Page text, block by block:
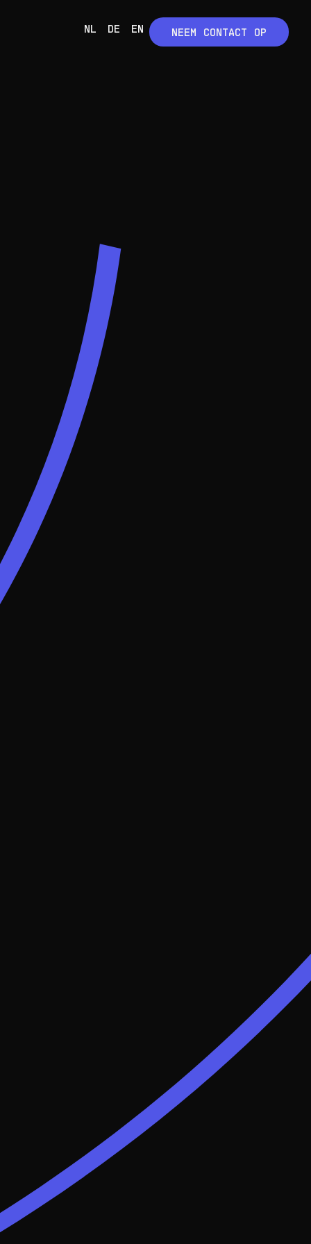
NL DE EN NEEM CONTACT OP